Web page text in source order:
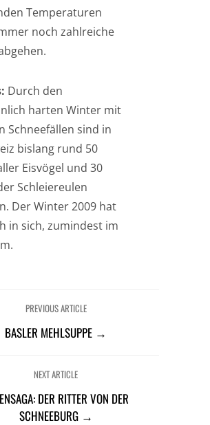
Temperaturen
noch zahlreiche
Durch den
harten Winter mit
Schneefällen sind in
bislang rund 50
Eisvögel und 30
Schleiereulen
Der Winter 2009 hat
in sich, zumindest im
PREVIOUS ARTICLE
BASLER MEHLSUPPE →
NEXT ARTICLE
DER RITTER VON DER
SCHNEEBURG →